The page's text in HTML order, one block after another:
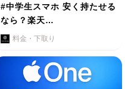
#中学生スマホ 安く持たせる
なら？楽天…
料金・下取り